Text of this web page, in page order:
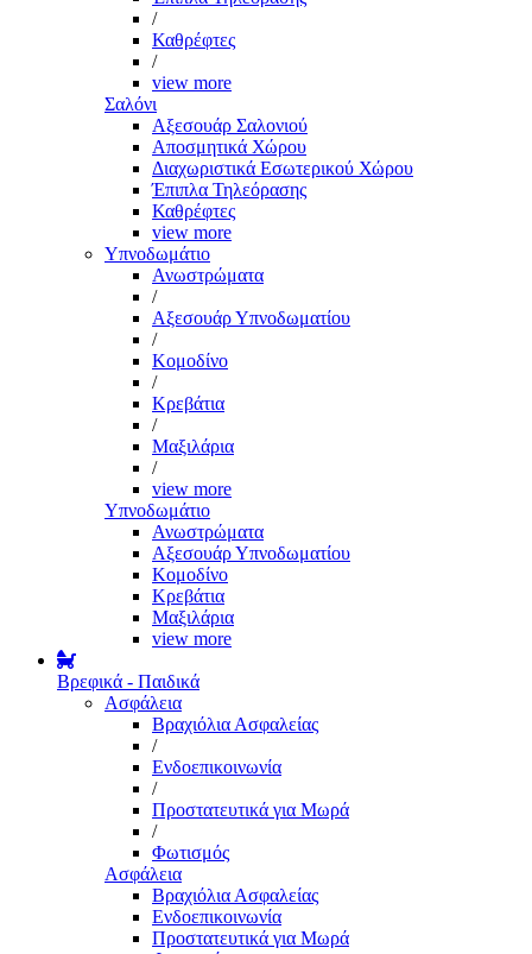
/
Καθρέφτες
/
view more
Σαλόνι
Αξεσουάρ Σαλονιού
Αποσμητικά Χώρου
Διαχωριστικά Εσωτερικού Χώρου
Έπιπλα Τηλεόρασης
Καθρέφτες
view more
Υπνοδωμάτιο
Ανωστρώματα
/
Αξεσουάρ Υπνοδωματίου
/
Κομοδίνο
/
Κρεβάτια
/
Μαξιλάρια
/
view more
Υπνοδωμάτιο
Ανωστρώματα
Αξεσουάρ Υπνοδωματίου
Κομοδίνο
Κρεβάτια
Μαξιλάρια
view more
Βρεφικά - Παιδικά
Ασφάλεια
Βραχιόλια Ασφαλείας
/
Ενδοεπικοινωνία
/
Προστατευτικά για Μωρά
/
Φωτισμός
Ασφάλεια
Βραχιόλια Ασφαλείας
Ενδοεπικοινωνία
Προστατευτικά για Μωρά